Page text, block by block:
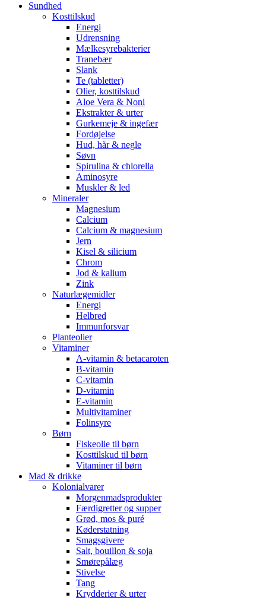
Sundhed
Kosttilskud
Energi
Udrensning
Mælkesyrebakterier
Tranebær
Slank
Te (tabletter)
Olier, kosttilskud
Aloe Vera & Noni
Ekstrakter & urter
Gurkemeje & ingefær
Fordøjelse
Hud, hår & negle
Søvn
Spirulina & chlorella
Aminosyre
Muskler & led
Mineraler
Magnesium
Calcium
Calcium & magnesium
Jern
Kisel & silicium
Chrom
Jod & kalium
Zink
Naturlægemidler
Energi
Helbred
Immunforsvar
Planteolier
Vitaminer
A-vitamin & betacaroten
B-vitamin
C-vitamin
D-vitamin
E-vitamin
Multivitaminer
Folinsyre
Børn
Fiskeolie til børn
Kosttilskud til børn
Vitaminer til børn
Mad & drikke
Kolonialvarer
Morgenmadsprodukter
Færdigretter og supper
Grød, mos & puré
Køderstatning
Smagsgivere
Salt, bouillon & soja
Smørepålæg
Stivelse
Tang
Krydderier & urter